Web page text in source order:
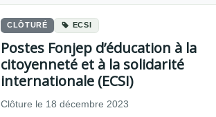
CLÔTURÉ ECSI
Postes Fonjep d’éducation à la
citoyenneté et à la solidarité
internationale (ECSI)
Clôture le 18 décembre 2023